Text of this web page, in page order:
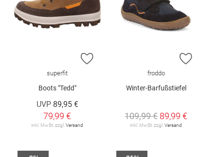
ZUR WUNSCHLISTE HINZUFÜGEN
superfit
Boots "Tedd"
UVP 89,95 €
79,99 €
inkl. MwSt. zzgl. Versand
ZUR
froddo
Winter-Barfußstiefel
109,99 € 89,99 €
inkl. MwSt. zzgl. Versand